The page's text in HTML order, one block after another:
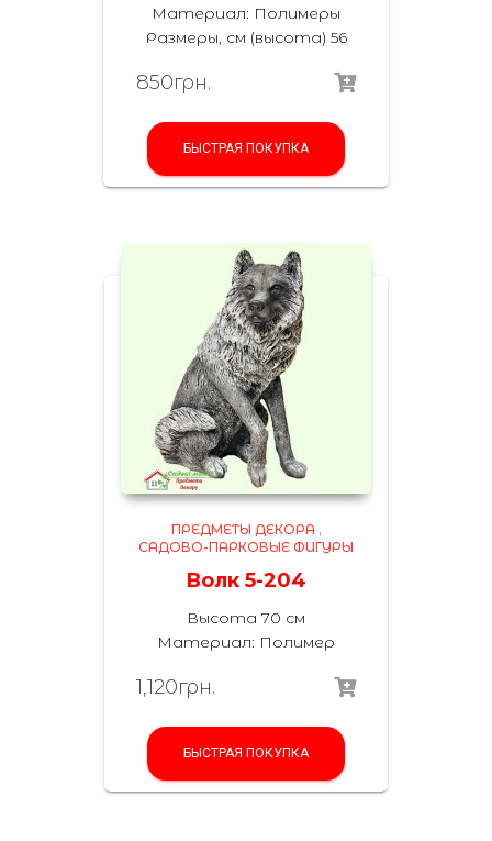
Материал: Полимеры
Размеры, см (высота) 56
850грн.
БЫСТРАЯ ПОКУПКА
ПРЕДМЕТЫ ДЕКОРА ,
САДОВО-ПАРКОВЫЕ ФИГУРЫ
Волк 5-204
Высота 70 см
Материал: Полимер
1,120грн.
БЫСТРАЯ ПОКУПКА